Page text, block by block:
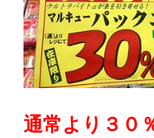
通常より３０